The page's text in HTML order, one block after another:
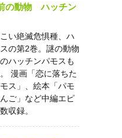
の動物 ハッチン
い絶滅危惧種、ハ
の第2巻。謎の動物
ハッチンパモスも
漫画「恋に落ちた
ス」、絵本「パモ
ご」など中編エピ
収録。